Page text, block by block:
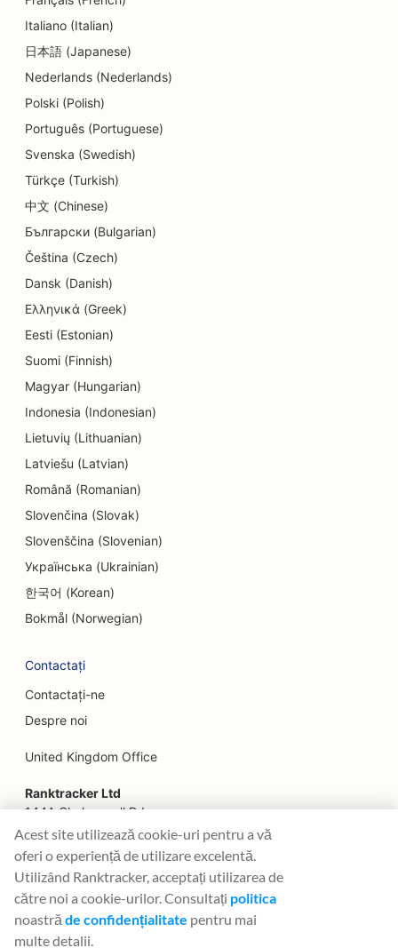
SEO pentru magazinele de detalii
SEO pentru restaurante
SEO pentru magazinele de prăjituri
SEO pentru educație și servicii de îngrijire a
copiilor
SEO pentru magazinele de gogoși
SEO pentru studiourile de dans
SEO pentru curățătorie chimică
SEO pentru firmele de inginerie
SEO pentru endodonțiști
SEO pentru divertisment și recreere
SEO pentru Escape Rooms
EO pentru restaurante etnice
SEO pentru restaurantele Farm-to-Table
SEO pentru servicii de lifting facial
SEO pentru planificatorii financiari
SEO pentru restaurantele Fast Food
SEO pentru florari
SEO pentru restaurantele Fine Dining
SEO pentru servicii financiare
SEO pentru food court-uri
SEO pentru patiserii franceze
SEO pentru camioane alimentare
SEO pentru magazinele de mobilă
Italiano (Italian)
日本語 (Japanese)
Nederlands (Nederlands)
Polski (Polish)
Português (Portuguese)
Svenska (Swedish)
Türkçe (Turkish)
中文 (Chinese)
Български (Bulgarian)
Čeština (Czech)
Dansk (Danish)
Ελληνικά (Greek)
Eesti (Estonian)
Suomi (Finnish)
Magyar (Hungarian)
Indonesia (Indonesian)
Lietuvių (Lithuanian)
Latviešu (Latvian)
Română (Romanian)
Slovenčina (Slovak)
Slovenščina (Slovenian)
Українська (Ukrainian)
한국어 (Korean)
Bokmål (Norwegian)
Contactați
Contactați-ne
Despre noi
United Kingdom Office
Ranktracker Ltd
144A Clerkenwell Rd
London, EC1R 5DF
Company No: 08820809
felix@ranktracker.com
2015 -
Acest site utilizează cookie-uri pentru a vă
oferi o experiență de utilizare excelentă.
Utilizând Ranktracker, acceptați utilizarea de
către noi a cookie-urilor. Consultați politica
noastră de confidențialitate pentru mai
multe detalii.